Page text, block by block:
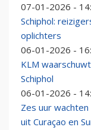
07-01-2026 -
Schiphol:
oplichters
06-01-2026 -
KLM
Schiphol
06-01-2026 -
Zes uur
uit Curaçao en